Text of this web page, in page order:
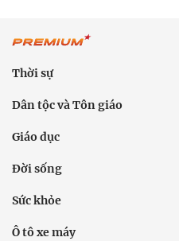
Thời sự
Dân tộc và Tôn giáo
Giáo dục
Đời sống
Sức khỏe
Ô tô xe máy